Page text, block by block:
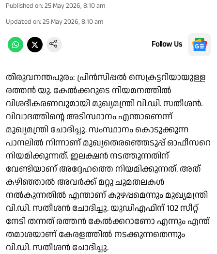
Published on: 25 May 2026, 8:10 am
Updated on: 25 May 2026, 8:10 am
Follow Us
തിരുവനന്തപുരം: പ്രിൻസിപ്പൽ സെക്രട്ടറിയായുള്ള
രത്തൻ യു. കേൽക്കറുടെ നിയമനത്തിൽ
വിശദീകരണവുമായി മുഖ്യമന്ത്രി വി.ഡി. സതീശൻ.
വിവാദത്തിൻ്റെ അടിസ്ഥാനം എന്താണെന്ന്
മുഖ്യമന്ത്രി ചോദിച്ചു. സംസ്ഥാനം കൊടുക്കുന്ന
പാനലിൽ നിന്നാണ് മുഖ്യതെരഞ്ഞെടുപ്പ് ഓഫീസറെ
നിയമിക്കുന്നത്. ഇലക്ഷൻ നടത്തുന്നതിന്
വേണ്ടിയാണ് അദ്ദേഹത്തെ നിയമിക്കുന്നത്. അത്
കഴിഞ്ഞാൽ അവർക്ക് മറ്റു ചുമതലകൾ
നൽകുന്നതിൽ എന്താണ് കുഴപ്പമെന്നും മുഖ്യമന്ത്രി
വി.ഡി. സതീശൻ ചോദിച്ചു. യുഡിഎഫിന് 102 സീറ്റ്
നേടി തന്നത് രത്തൻ കേൽക്കറാണോ എന്നും എന്ത്
തമാശയാണ് കേരളത്തിൽ നടക്കുന്നതെന്നും
വി.ഡി. സതീശൻ ചോദിച്ചു.